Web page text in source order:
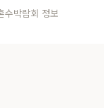
박람회 정보